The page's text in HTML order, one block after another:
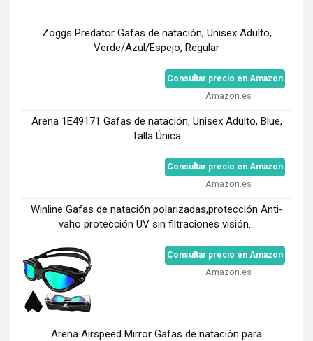
Zoggs Predator Gafas de natación, Unisex Adulto,
Verde/Azul/Espejo, Regular
Consultar precio en Amazon
Amazon.es
Arena 1E49171 Gafas de natación, Unisex Adulto, Blue,
Talla Única
Consultar precio en Amazon
Amazon.es
Winline Gafas de natación polarizadas,protección Anti-
vaho protección UV sin filtraciones visión...
Consultar precio en Amazon
Amazon.es
Arena Airspeed Mirror Gafas de natación para